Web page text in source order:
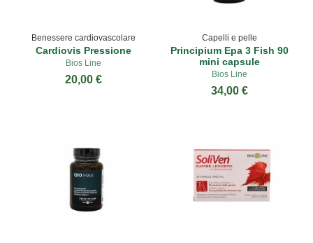
Benessere cardiovascolare
Cardiovis Pressione
Bios Line
20,00 €
Capelli e pelle
Principium Epa 3 Fish 90
mini capsule
Bios Line
34,00 €